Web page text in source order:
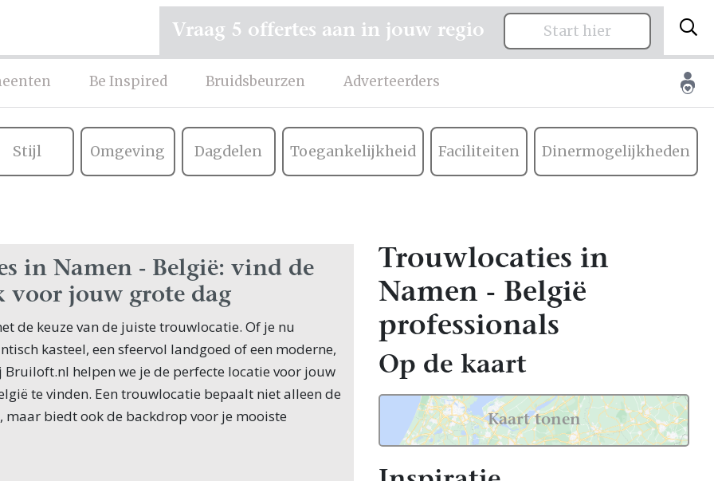
Be Inspired Bruidsbeurzen Adverteerders
Vraag 5 offertes aan in jouw regio Start hier
Stijl Omgeving Dagdelen Toegankelijkheid Faciliteiten Dinermogelijkheden
in Namen - België: vind de
voor jouw grote dag
de keuze van de juiste trouwlocatie. Of je nu
kasteel, een sfeervol landgoed of een moderne,
helpen we je de perfecte locatie voor jouw
te vinden. Een trouwlocatie bepaalt niet alleen de
maar biedt ook de backdrop voor je mooiste
locatie komt veel kijken: de stijl, de grootte van
Trouwlocaties in
Namen - België
professionals
Op de kaart
Kaart tonen